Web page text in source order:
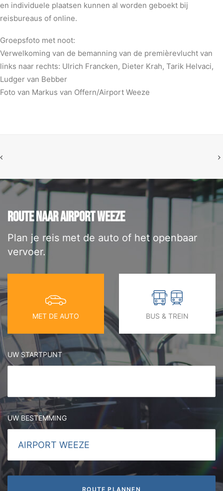
en individuele plaatsen kunnen al worden geboekt bij
reisbureaus of online.
Groepsfoto met noot:
Verwelkoming van de bemanning van de premièrevlucht van
links naar rechts: Ulrich Francken, Dieter Krah, Tarik Helvaci,
Ludger van Bebber
Foto van Markus van Offern/Airport Weeze
ROUTE NAAR AIRPORT WEEZE
Plan je reis met de auto of het openbaar
vervoer.
MET DE AUTO BUS & TREIN
UW STARTPUNT
UW BESTEMMING